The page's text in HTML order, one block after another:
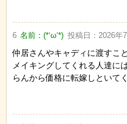
6 名前：(*‘ω‘*) 投稿日： 2026年
仲居さんやキャディに渡すこ
メイキングしてくれる人達に
らんから価格に転嫁しといて